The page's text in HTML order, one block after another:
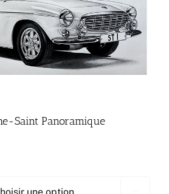
Saint Panoramique